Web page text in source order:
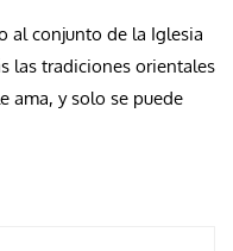
al conjunto de la Iglesia
las tradiciones orientales
ama, y solo se puede